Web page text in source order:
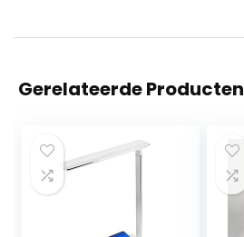
Gerelateerde Producten